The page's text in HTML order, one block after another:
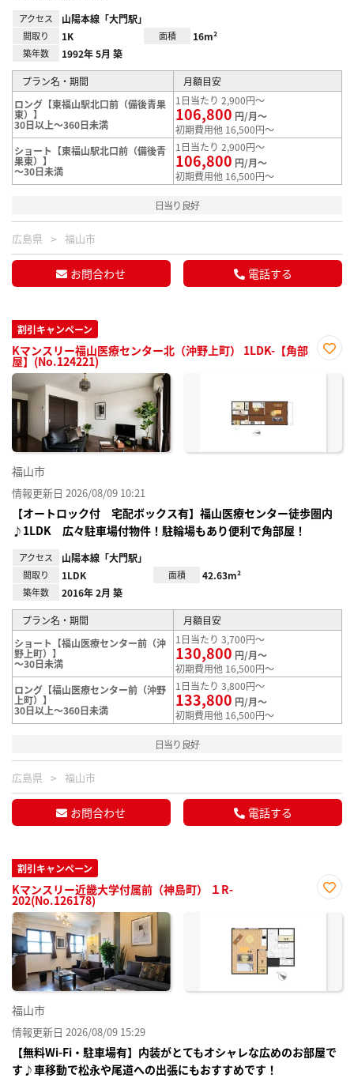
アクセス 山陽本線「大門駅」
間取り 1K 面積 16m²
築年数 1992年 5月 築
プラン名・期間
月額目安
ロング【東福山駅北口前（備後青果
東）】
30日以上～360日未満
1日当たり 2,900円～
106,800 円/月～
初期費用他 16,500円～
ショート【東福山駅北口前（備後青
果東）】
～30日未満
1日当たり 2,900円～
106,800 円/月～
初期費用他 16,500円～
日当り良好
広島県 福山市
お問合わせ 電話する
割引キャンペーン
Kマンスリー福山医療センター北（沖野上町） 1LDK-【角部
屋】(No.124221)
に入
福山市
情報更新日 2026/08/09 10:21
【オートロック付 宅配ボックス有】福山医療センター徒歩圏内
♪1LDK 広々駐車場付物件！駐輪場もあり便利で角部屋！
アクセス 山陽本線「大門駅」
間取り 1LDK 面積 42.63m²
築年数 2016年 2月 築
プラン名・期間
月額目安
ショート【福山医療センター前（沖
野上町）】
～30日未満
1日当たり 3,700円～
130,800 円/月～
初期費用他 16,500円～
ロング【福山医療センター前（沖野
上町）】
30日以上～360日未満
1日当たり 3,800円～
133,800 円/月～
初期費用他 16,500円～
日当り良好
広島県 福山市
お問合わせ 電話する
割引キャンペーン
Kマンスリー近畿大学付属前（神島町） １R-
202(No.126178)
に入
福山市
情報更新日 2026/08/09 15:29
【無料Wi-Fi・駐車場有】内装がとてもオシャレな広めのお部屋で
す♪車移動で松永や尾道への出張にもおすすめです！